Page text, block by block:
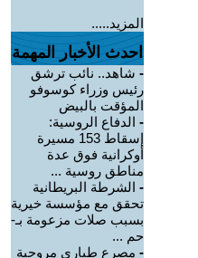
المزيد.....
احدث الأخبار المهمة
- شاهد.. نائب ترشق
رئيس وزراء كوسوفو
المؤقت بالبيض
- الدفاع الروسية:
إسقاط 153 مسيرة
أوكرانية فوق عدة
مناطق روسية ...
- الشرطة البريطانية
تحقق مع مؤسسة خيرية
بسبب صلات مزعومة بـ-
حم ...
- مصرع طياري مروحية